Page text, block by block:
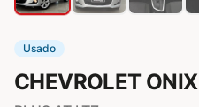
Usado
CHEVROLET ONIX